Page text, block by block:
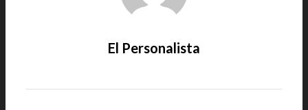
El Personalista